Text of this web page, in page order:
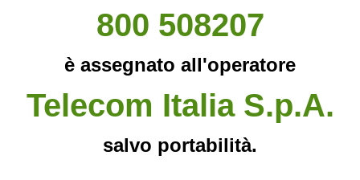
800 508207
è assegnato all'operatore
Telecom Italia S.p.A.
salvo portabilità.